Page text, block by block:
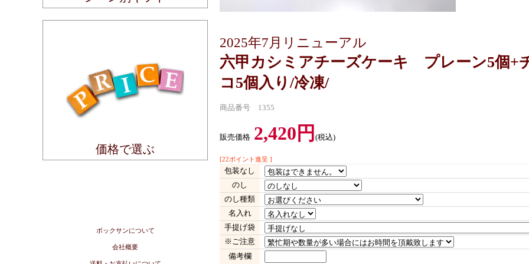
価格で選ぶ
ボックサンについて
会社概要
2025年7月リニューアル
六甲カシミアチーズケーキ プレーン5個+
コ5個入り/冷凍/
商品番号 1355
販売価格 2,420円(税込)
[22ポイント進呈 ]
包装なし
のし
のし種類
名入れ
手提げ袋
※ご注意
備考欄